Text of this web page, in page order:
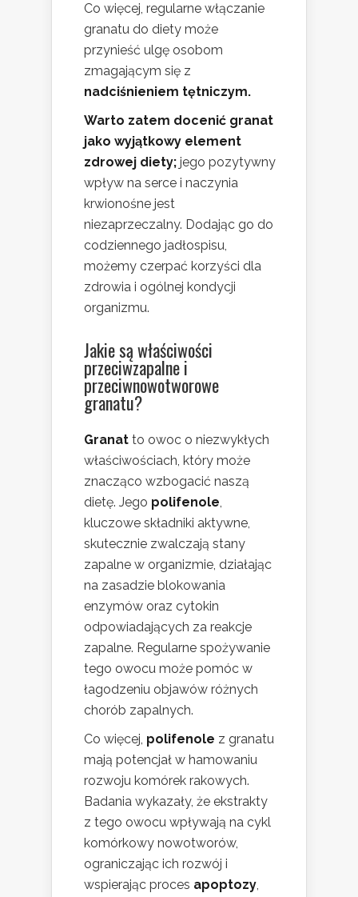
Co więcej, regularne włączanie
granatu do diety może
przynieść ulgę osobom
zmagającym się z
nadciśnieniem tętniczym.
Warto zatem docenić granat
jako wyjątkowy element
zdrowej diety; jego pozytywny
wpływ na serce i naczynia
krwionośne jest
niezaprzeczalny. Dodając go do
codziennego jadłospisu,
możemy czerpać korzyści dla
zdrowia i ogólnej kondycji
organizmu.
Jakie sąwłaściwości
przeciwzapalnei
przeciwnowotworowe
granatu?
Granat to owoc o niezwykłych
właściwościach, który może
znacząco wzbogacić naszą
dietę. Jego polifenole,
kluczowe składniki aktywne,
skutecznie zwalczają stany
zapalne w organizmie, działając
na zasadzie blokowania
enzymów oraz cytokin
odpowiadających za reakcje
zapalne. Regularne spożywanie
tego owocu może pomóc w
łagodzeniu objawów różnych
chorób zapalnych.
Co więcej, polifenole z granatu
mają potencjał w hamowaniu
rozwoju komórek rakowych.
Badania wykazały, że ekstrakty
z tego owocu wpływają na cykl
komórkowy nowotworów,
ograniczając ich rozwój i
wspierając proces apoptozy,